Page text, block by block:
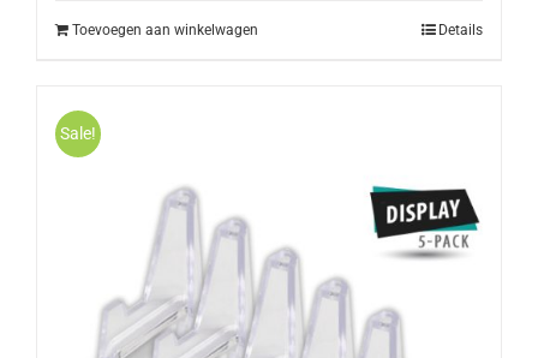
Toevoegen aan winkelwagen Details
Sale!